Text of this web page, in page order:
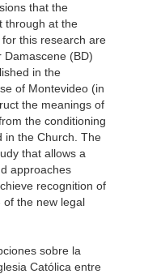
that the
through at the
this research are
Damascene (BD)
in the
of Montevideo (in
the meanings of
the conditioning
in the Church. The
that allows a
approaches
recognition of
of the new legal
sobre la
Católica entre